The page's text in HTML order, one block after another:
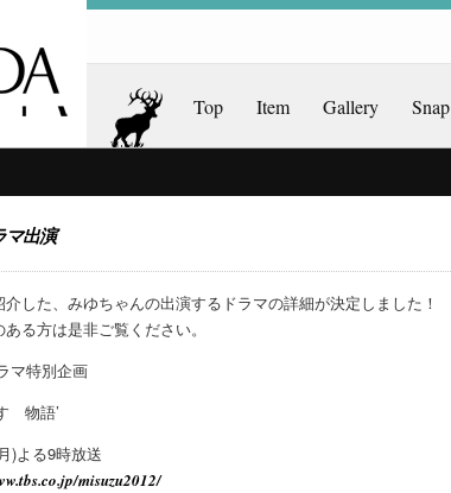
Top Item Gallery Snap
マ出演
介した、みゆちゃんの出演するドラマの詳細が決定しました！
る方は是非ご覧ください。
マ特別企画
ゞ物語’
)よる9時放送
misuzu2012/